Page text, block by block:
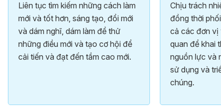
Liên tục tìm kiếm những cách làm
mới và tốt hơn, sáng tạo, đổi mới
và dám nghĩ, dám làm để thử
những điều mới và tạo cơ hội để
cải tiến và đạt đến tầm cao mới.
Chịu trách
đồng thời
cả các đơn vị
quan để khai
nguồn lực và
sử dụng và
chúng.